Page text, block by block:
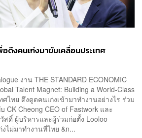
ดึงคนเก่งมาขับเคลื่อนประเทศ
งาน THE STANDARD ECONOMIC
Talent Magnet: Building a World-Class
ไทย ดึงดูดคนเก่งเข้ามาทำงานอย่างไร ร่วม
CK Cheong CEO of Fastwork และ
ดิ์ ผู้บริหารและผู้ร่วมก่อตั้ง Looloo
ไม่มาทำงานที่ไทย &n...